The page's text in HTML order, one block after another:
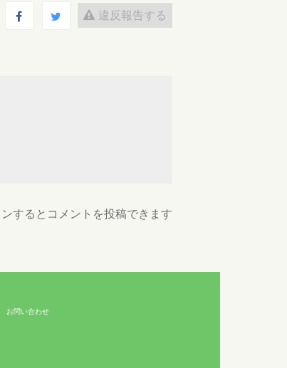
違反報告する
ンするとコメントを投稿できます
お問い合わせ